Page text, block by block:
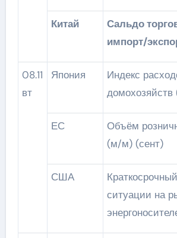
Китай
Сальдо торгового баланса,
импорт/
08.11
вт
Япония
Индекс расходов
домохозяйств
ЕС
Объём розничных продаж
(м/м) (сент)
США
Краткосрочный прогноз
ситуации на